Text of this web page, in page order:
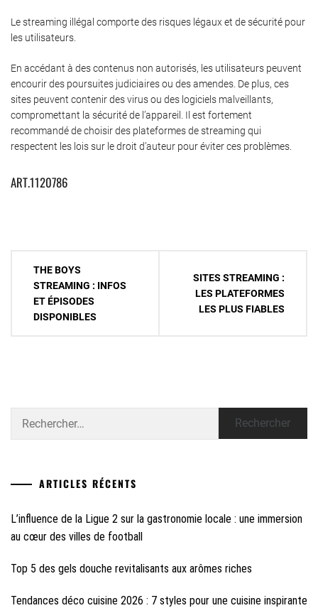
Le streaming illégal comporte des risques légaux et de sécurité pour
les utilisateurs.
En accédant à des contenus non autorisés, les utilisateurs peuvent
encourir des poursuites judiciaires ou des amendes. De plus, ces
sites peuvent contenir des virus ou des logiciels malveillants,
compromettant la sécurité de l’appareil. Il est fortement
recommandé de choisir des plateformes de streaming qui
respectent les lois sur le droit d’auteur pour éviter ces problèmes.
ART.1120786
Navigation
l’article
THE BOYS
STREAMING : INFOS
ET ÉPISODES
DISPONIBLES
SITES STREAMING :
LES PLATEFORMES
LES PLUS FIABLES
ARTICLES RÉCENTS
L’influence de la Ligue 2 sur la gastronomie locale : une immersion
au cœur des villes de football
Top 5 des gels douche revitalisants aux arômes riches
Tendances déco cuisine 2026 : 7 styles pour une cuisine inspirante